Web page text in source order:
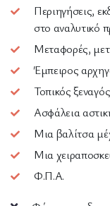
Περιηγήσεις,
στο αναλυτικό
Μεταφορές,
Έμπειρος
Τοπικός
Ασφάλεια
Μια βαλίτσα
Μια
Φ.Π.Α.